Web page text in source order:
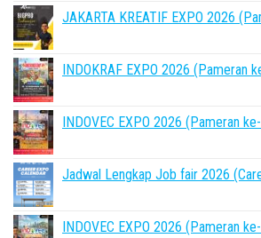
JAKARTA KREATIF EXPO 2026
INDOKRAF EXPO 2026 (Pameran
INDOVEC EXPO 2026 (Pameran
Jadwal Lengkap Job fair 2026
INDOVEC EXPO 2026 (Pameran